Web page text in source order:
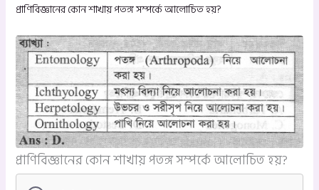
প্রাণিবিজ্ঞানের কোন শাখায় পতঙ্গ সম্পর্কে আলোচিত হয়?
প্রাণিবিজ্ঞানের কোন শাখায় পতঙ্গ সম্পর্কে আলোচিত হয়?